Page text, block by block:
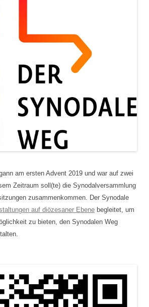
am ersten Advent 2019 und war auf zwei
Zeitraum soll(te) die Synodalversammlung
zusammenkommen. Der Synodale
auf diözesaner Ebene begleitet, um
zu bieten, den Synodalen Weg